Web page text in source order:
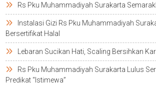
Rs Pku Muhammadiyah Surakarta
Instalasi Gizi Rs Pku Muhammadiyah
Bersertifikat Halal
Lebaran Sucikan Hati, Scaling Bersihkan
Rs Pku Muhammadiyah Surakarta Lulus
Predikat “istimewa”